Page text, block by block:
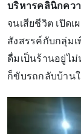
บริหารคลินิกคว
จนเสียชีวิต เปิด
สังสรรค์กับกลุ่ม
ดื่มเป็นร้านอยู่ไ
ก็ขับรถกลับบ้าน